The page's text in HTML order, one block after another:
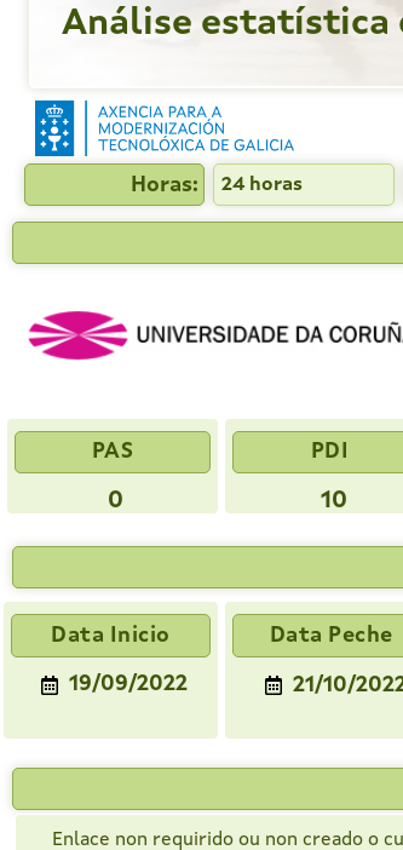
Análise estatística
Horas: 24 horas
PAS
0
PDI
10
Data Inicio
19/09/2022
Data Peche
21/10/
Enlace non requirido ou non creado o